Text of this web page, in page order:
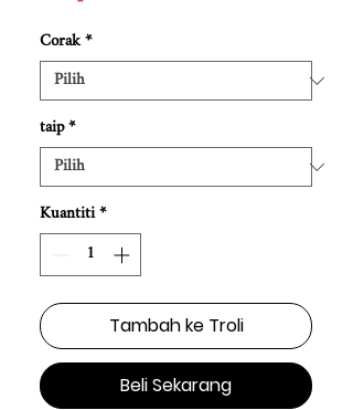
Corak*
taip*
Kuantiti*
Tambah ke Troli
Beli Sekarang